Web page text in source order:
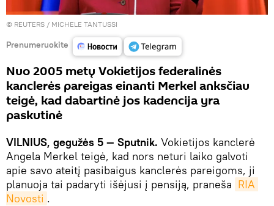
© REUTERS / MICHELE TANTUSSI
Prenumeruokite
Nuo 2005 metų Vokietijos federalinės
kanclerės pareigas einanti Merkel anksčiau
teigė, kad dabartinė jos kadencija yra
paskutinė
VILNIUS, gegužės 5 — Sputnik. Vokietijos kanclerė
Angela Merkel teigė, kad nors neturi laiko galvoti
apie savo ateitį pasibaigus kanclerės pareigoms, ji
planuoja tai padaryti išėjusi į pensiją, praneša RIA
Novosti .